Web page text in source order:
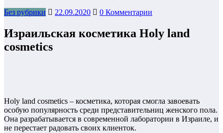
Без рубрики
22.09.2020 0 Комментарии
Израильская косметика Holy land
cosmetics
Holy land cosmetics – косметика, которая смогла завоевать
особую популярность среди представительниц женского пола.
Она разрабатывается в современной лаборатории в Израиле, и
не перестает радовать своих клиенток.